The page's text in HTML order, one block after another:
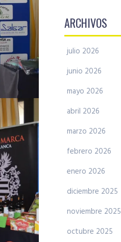
ARCHIVOS
julio 2026
junio 2026
mayo 2026
abril 2026
marzo 2026
febrero 2026
enero 2026
diciembre 2025
noviembre 2025
octubre 2025